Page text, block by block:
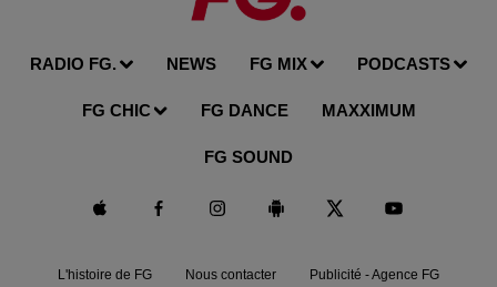
RADIO FG. NEWS FG MIX PODCASTS
FG CHIC FG DANCE MAXXIMUM
FG SOUND
L'histoire de FG Nous contacter Publicité - Agence FG